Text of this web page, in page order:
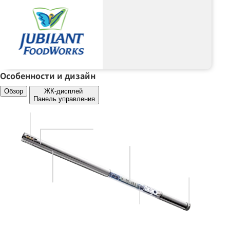
Особенности и дизайн
Обзор
ЖК-дисплей
Панель управления